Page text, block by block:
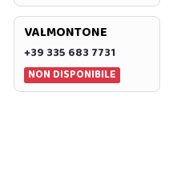
VALMONTONE
+39 335 683 7731
NON DISPONIBILE